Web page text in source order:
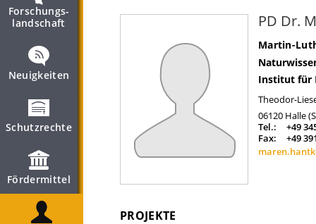
Forschungs­
landschaft
Neuigkeiten
Schutzrechte
Fördermittel
PD Dr.
Martin-
Institut für
Theodor-
06120 Halle
Tel.:
+49
Fax:
+49
PROJEKTE